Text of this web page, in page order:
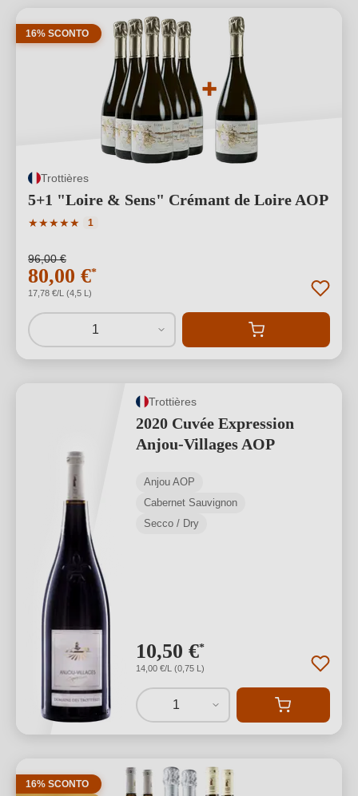
16% SCONTO
Trottières
5+1 "Loire & Sens" Crémant de Loire AOP
★★★★★
Valutazione media di 5 su 5 stelle
1
96,00 €
80,00 €*
17,78 €/L (4,5 L)
1
Trottières
2020 Cuvée Expression
Anjou-Villages AOP
Anjou AOP
Cabernet Sauvignon
Secco / Dry
10,50 €*
14,00 €/L (0,75 L)
1
16% SCONTO